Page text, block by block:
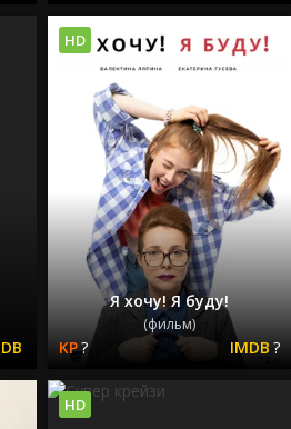
Я хочу! Я буду!
(фильм)
? ?
HD
HD